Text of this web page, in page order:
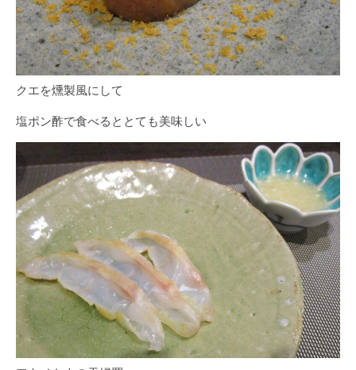
クエを燻製風にして
塩ポン酢で食べるととても美味しい